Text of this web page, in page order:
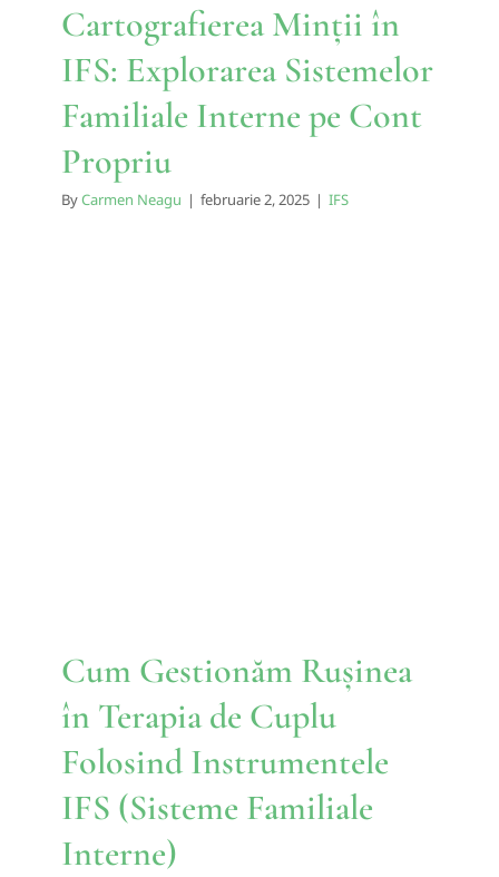
Cartografierea Minții în
IFS: Explorarea Sistemelor
Familiale Interne pe Cont
Propriu
ByCarmen Neagu | februarie 2, 2025 | IFS
Cum Gestionăm Rușinea
în Terapia de Cuplu
Folosind Instrumentele
IFS (Sisteme Familiale
Interne)